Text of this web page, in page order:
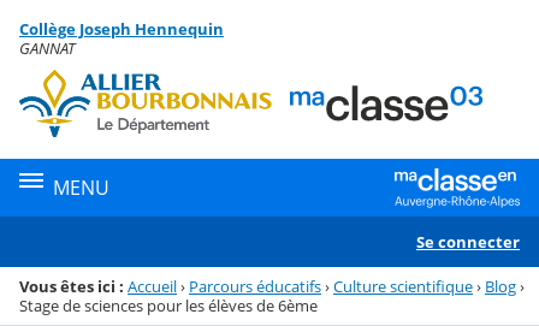
Menu de la rubrique
Contenu
Collège Joseph Hennequin
GANNAT
MENU
Se connecter
Vous êtes ici : Accueil› Parcours éducatifs›Culture scientifique› Blog›
Stage de sciences pour les élèves de 6ème